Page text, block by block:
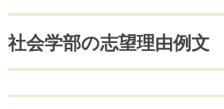
社会学部の志望理由例文